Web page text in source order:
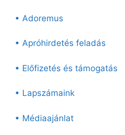
• Adoremus
• Apróhirdetés feladás
• Előfizetés és támogatás
• Lapszámaink
• Médiaajánlat